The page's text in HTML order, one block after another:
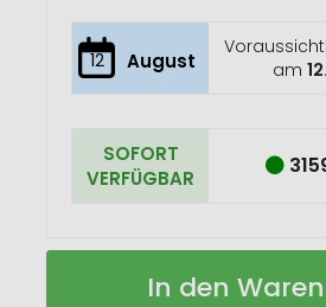
12 August
am
SOFORT
VERFÜGBAR
JOHNNY
Auf
In den